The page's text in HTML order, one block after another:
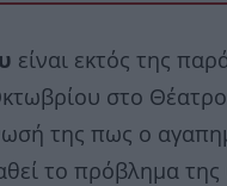
είναι εκτός της
στο
της πως ο
το πρόβλημα της